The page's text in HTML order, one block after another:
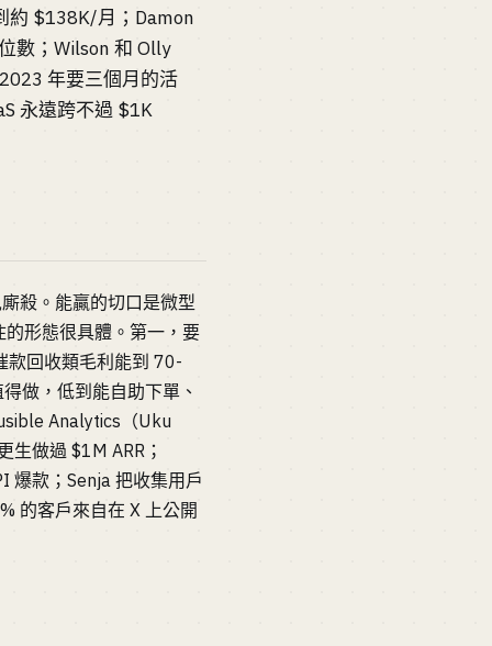
約 $138K/月；Damon
數；Wilson 和 Olly
年要三個月的活
永遠跨不過 $1K
殺。能贏的切口是微型
形態很具體。第一，要
款回收類毛利能到 70-
做，低到能自助下單、
Analytics（Uku
做過 $1M ARR；
爆款；Senja 把收集用戶
的客戶來自在 X 上公開